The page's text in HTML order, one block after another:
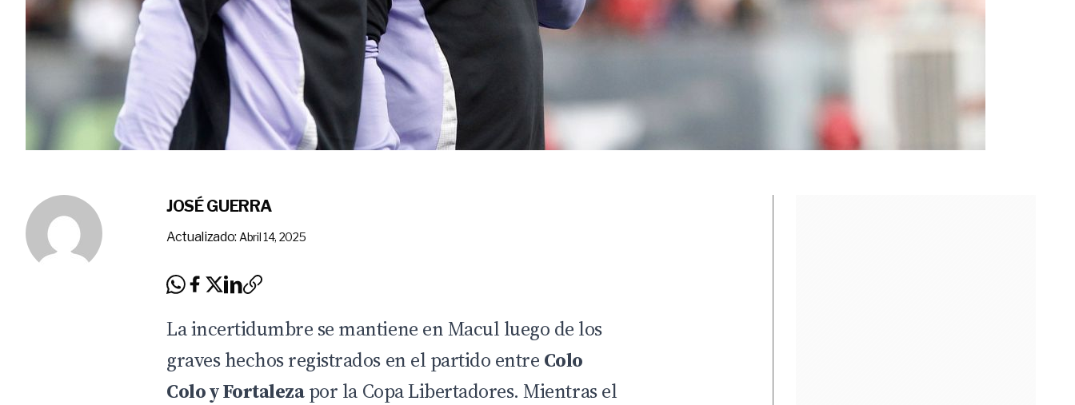
JOSÉ GUERRA
Actualizado: Abril 14, 2025
La incertidumbre se mantiene en Macul luego de los
graves hechos registrados en el partido entre Colo
Coloy Fortalezapor la Copa Libertadores. Mientras el